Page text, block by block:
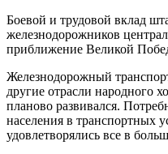
Боевой и трудовой вклад
железнодорожников
приближение Великой
Железнодорожный
другие отрасли народного
планово развивался.
населения в транспортных
удовлетворялись все в